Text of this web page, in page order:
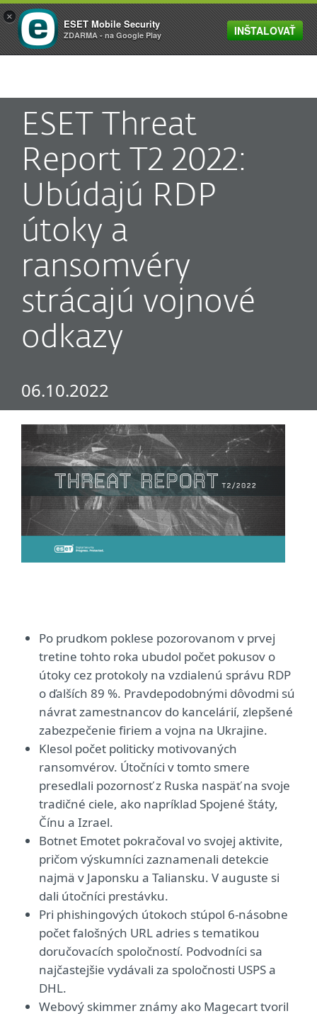
MENU
ESET Threat
Report T2 2022:
Ubúdajú RDP
útoky a
ransomvéry
strácajú vojnové
odkazy
06.10.2022
Po prudkom poklese pozorovanom v prvej
tretine tohto roka ubudol počet pokusov o
útoky cez protokoly na vzdialenú správu RDP
o ďalších 89 %. Pravdepodobnými dôvodmi sú
návrat zamestnancov do kancelárií, zlepšené
zabezpečenie firiem a vojna na Ukrajine.
Klesol počet politicky motivovaných
ransomvérov. Útočníci v tomto smere
presedlali pozornosť z Ruska naspäť na svoje
tradičné ciele, ako napríklad Spojené štáty,
Čínu a Izrael.
Botnet Emotet pokračoval vo svojej aktivite,
pričom výskumníci zaznamenali detekcie
najmä v Japonsku a Taliansku. V auguste si
dali útočníci prestávku.
Pri phishingových útokoch stúpol 6-násobne
počet falošných URL adries s tematikou
doručovacích spoločností. Podvodníci sa
najčastejšie vydávali za spoločnosti USPS a
DHL.
Webový skimmer známy ako Magecart tvoril
×
ESET Mobile Security
ZDARMA - na Google Play INŠTALOVAŤ